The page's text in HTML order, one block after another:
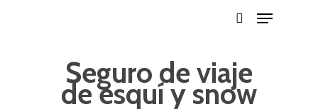
Hit enter to search or ESC to close
Seguro de viaje
de esquí y snow